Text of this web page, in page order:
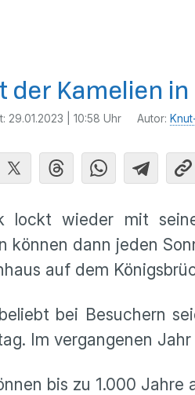
der Kamelien
29.01.2023 | 10:58 Uhr Autor:
lockt wieder mit
können dann jeden
auf dem
bei Besuchern
Im vergangenen
bis zu 1.000 Jahre